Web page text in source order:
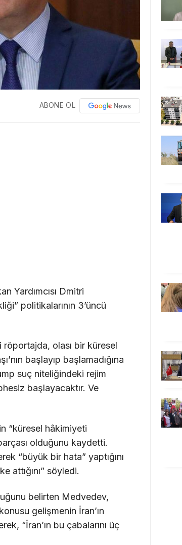
ABONE OL
Yardımcısı Dmitri
politikalarının 3’üncü
olası bir küresel
başlayıp başlamadığına
suç niteliğindeki rejim
başlayacaktır. Ve
“küresel hâkimiyeti
olduğunu kaydetti.
“büyük bir hata” yaptığını
attığını” söyledi.
belirten Medvedev,
gelişmenin İran’ın
“İran’ın bu çabalarını üç